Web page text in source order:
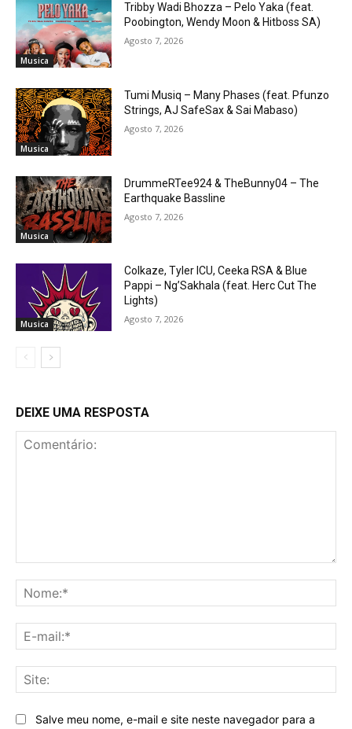
Musica
Tribby Wadi Bhozza – Pelo Yaka (feat.
Poobington, Wendy Moon & Hitboss SA)
Agosto 7, 2026
Musica
Tumi Musiq – Many Phases (feat. Pfunzo
Strings, AJ SafeSax & Sai Mabaso)
Agosto 7, 2026
Musica
DrummeRTee924 & TheBunny04 – The
Earthquake Bassline
Agosto 7, 2026
Musica
Colkaze, Tyler ICU, Ceeka RSA & Blue
Pappi – Ng’Sakhala (feat. Herc Cut The
Lights)
Agosto 7, 2026
DEIXE UMA RESPOSTA
Salve meu nome, e-mail e site neste navegador para a